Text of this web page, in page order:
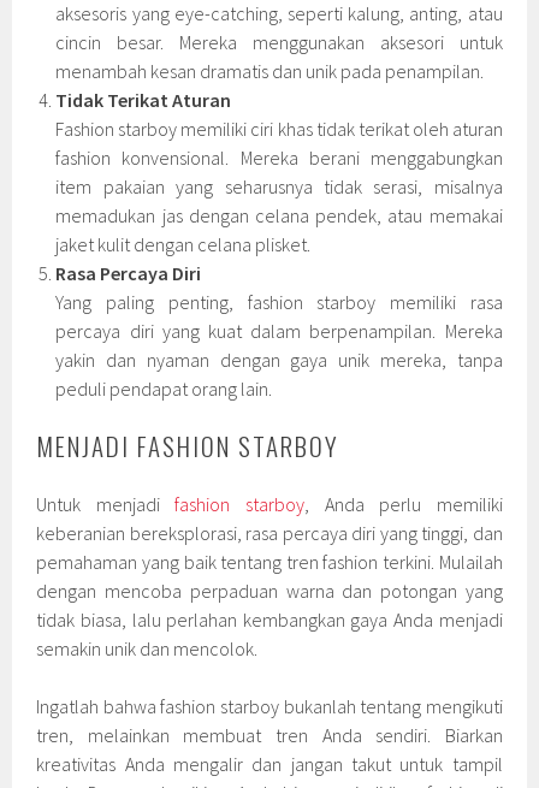
aksesoris yang eye-catching, seperti kalung, anting, atau
cincin besar. Mereka menggunakan aksesori untuk
menambah kesan dramatis dan unik pada penampilan.
Tidak Terikat Aturan
Fashion starboy memiliki ciri khas tidak terikat oleh aturan
fashion konvensional. Mereka berani menggabungkan
item pakaian yang seharusnya tidak serasi, misalnya
memadukan jas dengan celana pendek, atau memakai
jaket kulit dengan celana plisket.
Rasa Percaya Diri
Yang paling penting, fashion starboy memiliki rasa
percaya diri yang kuat dalam berpenampilan. Mereka
yakin dan nyaman dengan gaya unik mereka, tanpa
peduli pendapat orang lain.
MENJADI FASHION STARBOY
Untuk menjadifashion starboy, Anda perlu memiliki
keberanian bereksplorasi, rasa percaya diri yang tinggi, dan
pemahaman yang baik tentang tren fashion terkini. Mulailah
dengan mencoba perpaduan warna dan potongan yang
tidak biasa, lalu perlahan kembangkan gaya Anda menjadi
semakin unik dan mencolok.
Ingatlah bahwa fashion starboy bukanlah tentang mengikuti
tren, melainkan membuat tren Anda sendiri. Biarkan
kreativitas Anda mengalir dan jangan takut untuk tampil